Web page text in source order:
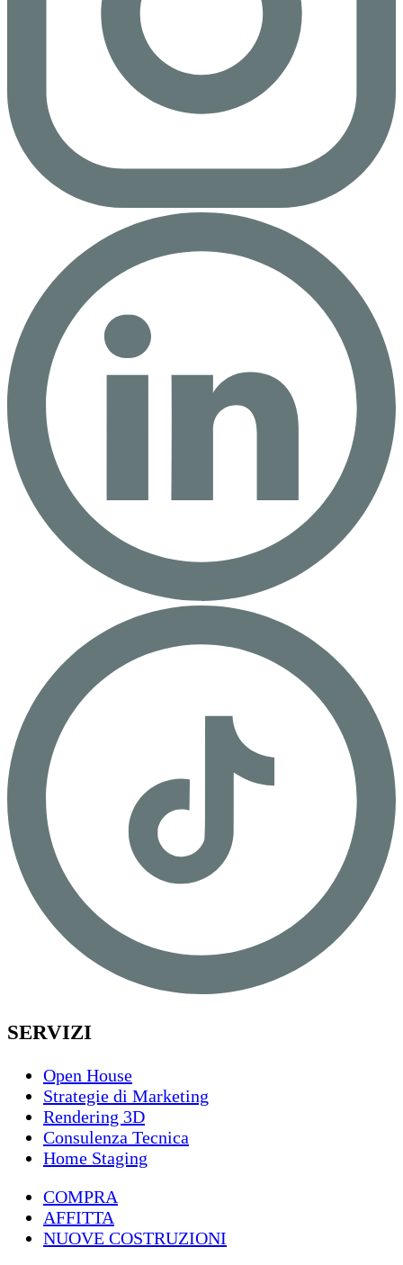
SERVIZI
Open House
Strategie di Marketing
Rendering 3D
Consulenza Tecnica
Home Staging
COMPRA
AFFITTA
NUOVE COSTRUZIONI